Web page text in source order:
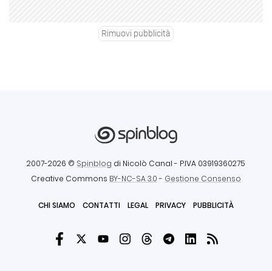
Rimuovi pubblicità
2007-2026 © Spinblog di Nicolò Canal - P.IVA 03919360275
Creative Commons BY-NC-SA 3.0- Gestione Consenso
CHI SIAMO CONTATTI LEGAL PRIVACY PUBBLICITÀ